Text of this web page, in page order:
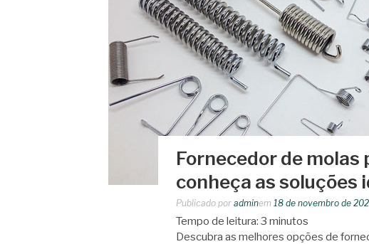
Fornecedor de molas
conheça as soluções
Publicado por adminem 18 de novembro de
Tempo de leitura: 3 minutos
Descubra as melhores opções de